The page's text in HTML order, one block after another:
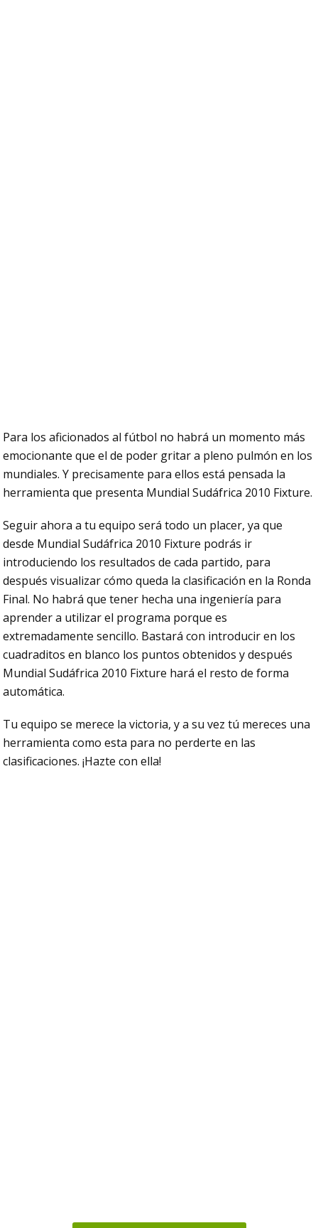
Para los aficionados al fútbol no habrá un momento más
emocionante que el de poder gritar a pleno pulmón en los
mundiales. Y precisamente para ellos está pensada la
herramienta que presenta Mundial Sudáfrica 2010 Fixture.
Seguir ahora a tu equipo será todo un placer, ya que
desde Mundial Sudáfrica 2010 Fixture podrás ir
introduciendo los resultados de cada partido, para
después visualizar cómo queda la clasificación en la Ronda
Final. No habrá que tener hecha una ingeniería para
aprender a utilizar el programa porque es
extremadamente sencillo. Bastará con introducir en los
cuadraditos en blanco los puntos obtenidos y después
Mundial Sudáfrica 2010 Fixture hará el resto de forma
automática.
Tu equipo se merece la victoria, y a su vez tú mereces una
herramienta como esta para no perderte en las
clasificaciones. ¡Hazte con ella!